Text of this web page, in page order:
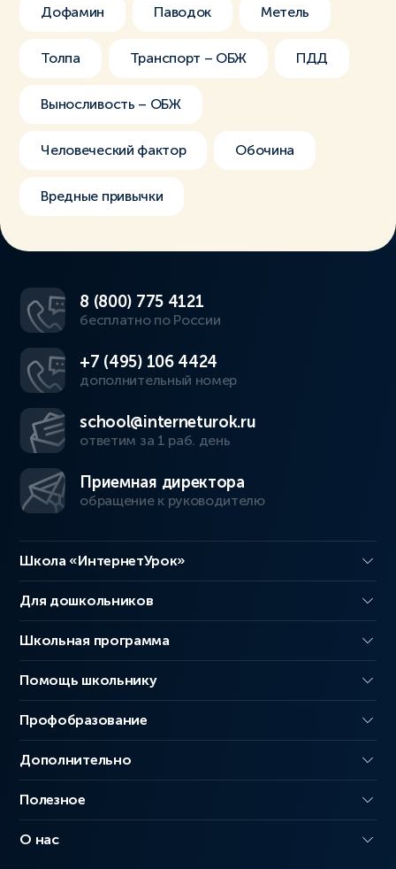
Дофамин Паводок Метель
Толпа Транспорт – ОБЖ ПДД
Выносливость – ОБЖ
Человеческий фактор Обочина
Вредные привычки
8 (800) 775 4121
бесплатно по России
+7 (495) 106 4424
дополнительный номер
school@interneturok.ru
ответим за 1 раб. день
Приемная директора
обращение к руководителю
Школа «ИнтернетУрок»
Для дошкольников
Школьная программа
Помощь школьнику
Профобразование
Дополнительно
Полезное
О нас